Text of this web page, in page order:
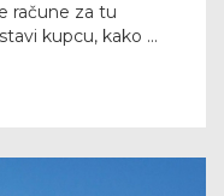
račune za tu
kupcu, kako ...